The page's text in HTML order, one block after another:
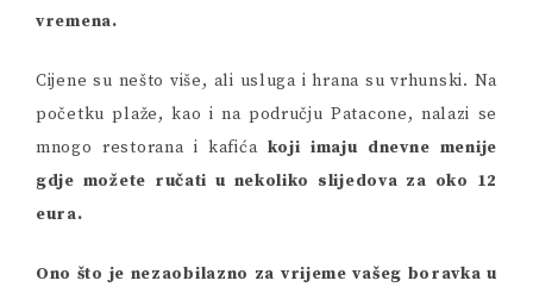
vremena.
Cijene su nešto više, ali usluga i hrana su vrhunski. Na
početku plaže, kao i na području Patacone, nalazi se
mnogo restorana i kafića koji imaju dnevne menije
gdje možete ručati u nekoliko slijedova za oko 12
eura.
Ono što je nezaobilazno za vrijeme vašeg boravka u